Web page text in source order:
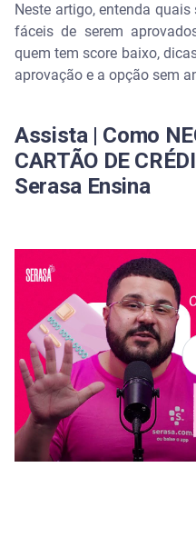
Dicas para aumentar
em cartões de crédito
Perguntas frequentes
Qual cartão já libera
Qual banco libera
negativado?
Neste artigo, entenda
fáceis de serem
quem tem score baixo,
aprovação e a opção sem
Assista | Como
CARTÃO DE
Serasa Ensina